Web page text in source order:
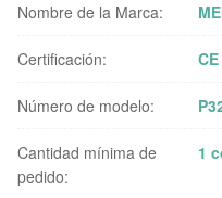
Nombre de la Marca:
Certificación:
Número de modelo:
Cantidad mínima de
pedido:
1